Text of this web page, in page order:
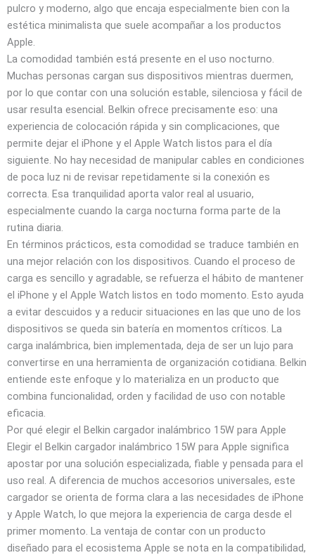
pulcro y moderno, algo que encaja especialmente bien con la
estética minimalista que suele acompañar a los productos
Apple.
La comodidad también está presente en el uso nocturno.
Muchas personas cargan sus dispositivos mientras duermen,
por lo que contar con una solución estable, silenciosa y fácil de
usar resulta esencial. Belkin ofrece precisamente eso: una
experiencia de colocación rápida y sin complicaciones, que
permite dejar el iPhone y el Apple Watch listos para el día
siguiente. No hay necesidad de manipular cables en condiciones
de poca luz ni de revisar repetidamente si la conexión es
correcta. Esa tranquilidad aporta valor real al usuario,
especialmente cuando la carga nocturna forma parte de la
rutina diaria.
En términos prácticos, esta comodidad se traduce también en
una mejor relación con los dispositivos. Cuando el proceso de
carga es sencillo y agradable, se refuerza el hábito de mantener
el iPhone y el Apple Watch listos en todo momento. Esto ayuda
a evitar descuidos y a reducir situaciones en las que uno de los
dispositivos se queda sin batería en momentos críticos. La
carga inalámbrica, bien implementada, deja de ser un lujo para
convertirse en una herramienta de organización cotidiana. Belkin
entiende este enfoque y lo materializa en un producto que
combina funcionalidad, orden y facilidad de uso con notable
eficacia.
Por qué elegir el Belkin cargador inalámbrico 15W para Apple
Elegir el Belkin cargador inalámbrico 15W para Apple significa
apostar por una solución especializada, fiable y pensada para el
uso real. A diferencia de muchos accesorios universales, este
cargador se orienta de forma clara a las necesidades de iPhone
y Apple Watch, lo que mejora la experiencia de carga desde el
primer momento. La ventaja de contar con un producto
diseñado para el ecosistema Apple se nota en la compatibilidad,